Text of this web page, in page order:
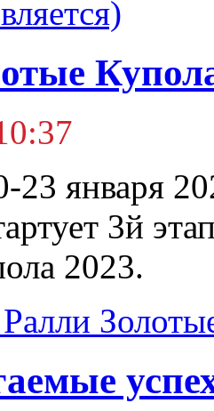
23 января
3й
2023.